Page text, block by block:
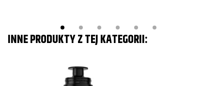
INNE PRODUKTY Z TEJ KATEGORII: